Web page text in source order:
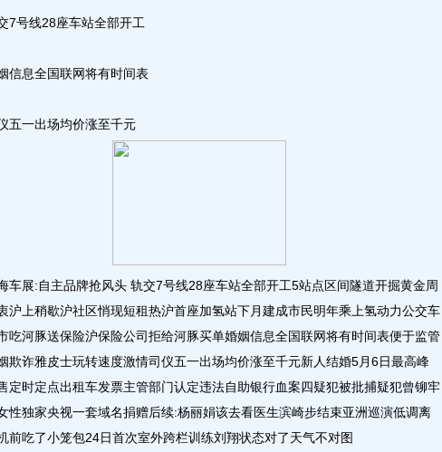
线28座车站全部开工
息全国联网将有时间表
一出场均价涨至千元
展:自主品牌抢风头 轨交7号线28座车站全部开工5站点区间隧道开掘黄金周
沪上稍歇沪社区悄现短租热沪首座加氢站下月建成市民明年乘上氢动力公交车
吃河豚送保险沪保险公司拒给河豚买单婚姻信息全国联网将有时间表便于监管
欺诈雅皮士玩转速度激情司仪五一出场均价涨至千元新人结婚5月6日最高峰
定时定点出租车发票主管部门认定违法自助银行血案四疑犯被批捕疑犯曾铆牢
性独家央视一套域名捐赠后续:杨丽娟该去看医生滨崎步结束亚洲巡演低调离
前吃了小笼包24日首次室外跨栏训练刘翔状态对了天气不对图